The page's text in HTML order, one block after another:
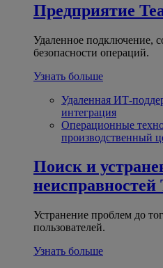
Предприятие
Удаленное подключение,
безопасности операций.
Узнать больше
Удаленная ИТ-
интеграция
Операционные
производственный
Поиск и
неисправностей
Устранение проблем до
пользователей.
Узнать больше